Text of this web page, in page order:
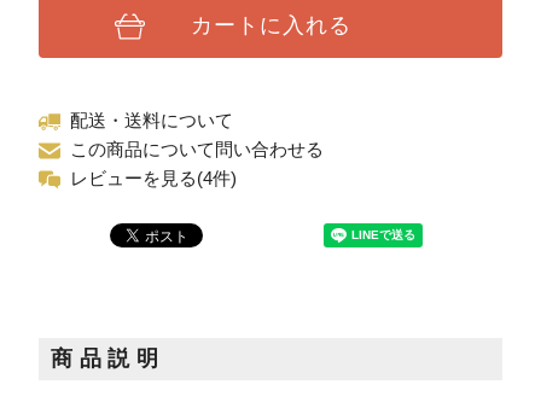
カートに入れる
配送・送料について
この商品について問い合わせる
レビューを見る(4件)
商品説明